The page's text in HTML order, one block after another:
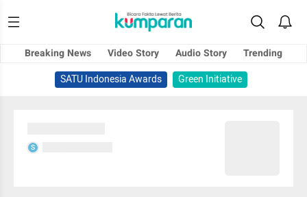
Breaking News Video Story Audio Story
Trending
SATU Indonesia Awards
Green Initiative
S